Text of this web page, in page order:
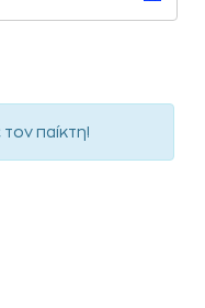
παίκτη!